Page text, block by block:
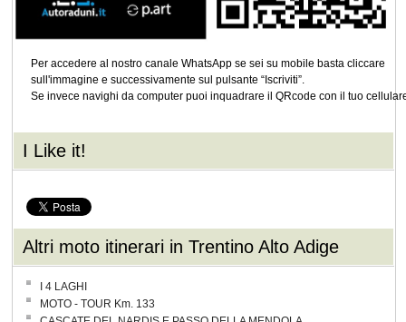
Per accedere al nostro canale WhatsApp se sei su mobile basta cliccare
sull'immagine e successivamente sul pulsante “Iscriviti”.
Se invece navighi da computer puoi inquadrare il QRcode con il tuo
I Like it!
Altri moto itinerari in Trentino Alto Adige
I 4 LAGHI
MOTO - TOUR Km. 133